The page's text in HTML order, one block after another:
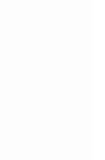
и экономия газа
защиту системы от
теплоносителя
горелка и
до тех пор, пока
до 38 °C. Функция
FSB, отвечает за
прерывания и
отключения
А при
автоматически
тестирует все
котла. При
циркуляционных
установленный
циркуляционный